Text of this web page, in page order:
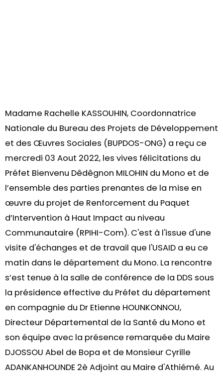
Madame Rachelle KASSOUHIN, Coordonnatrice
Nationale du Bureau des Projets de Développement
et des Œuvres Sociales (BUPDOS-ONG) a reçu ce
mercredi 03 Aout 2022, les vives félicitations du
Préfet Bienvenu Dêdêgnon MILOHIN du Mono et de
l’ensemble des parties prenantes de la mise en
œuvre du projet de Renforcement du Paquet
d’Intervention à Haut Impact au niveau
Communautaire (RPIHI-Com). C'est à l'issue d'une
visite d'échanges et de travail que l'USAID a eu ce
matin dans le département du Mono. La rencontre
s’est tenue à la salle de conférence de la DDS sous
la présidence effective du Préfet du département
en compagnie du Dr Etienne HOUNKONNOU,
Directeur Départemental de la Santé du Mono et
son équipe avec la présence remarquée du Maire
DJOSSOU Abel de Bopa et de Monsieur Cyrille
ADANKANHOUNDE 2è Adjoint au Maire d'Athiémé. Au